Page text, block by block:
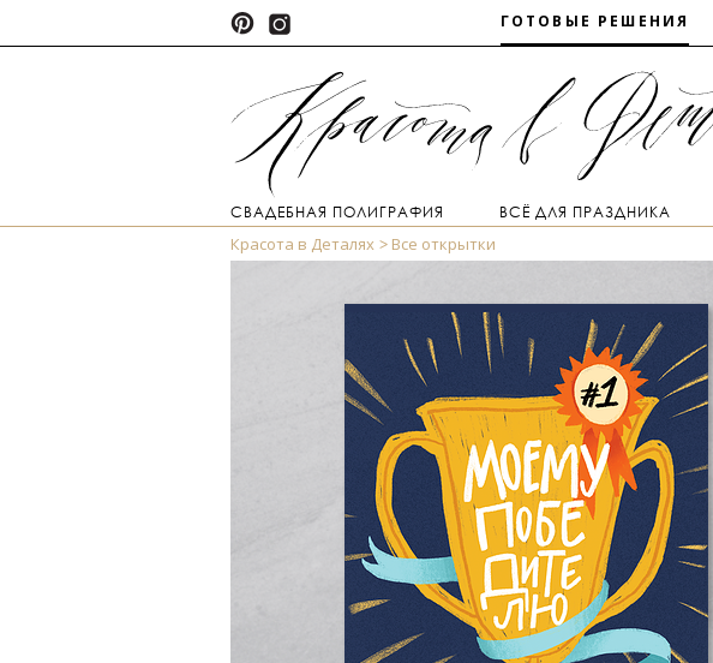
ГОТОВЫЕ РЕШЕНИЯ
СВАДЕБНАЯ ПОЛИГРАФИЯ ВСЁ ДЛЯ ПРАЗДНИКА
Красота в Деталях Все открытки